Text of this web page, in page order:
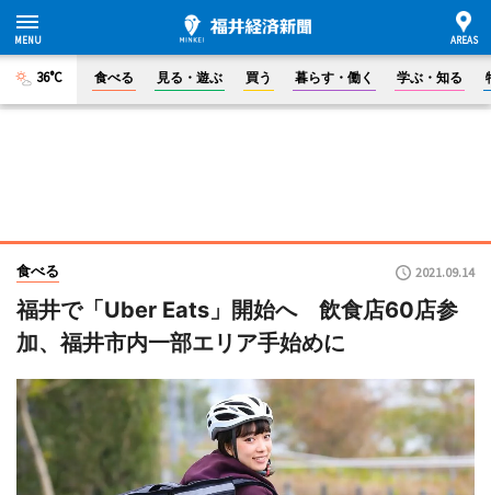
36°C 食べる 見る・遊ぶ 買う 暮らす・働く 学ぶ・知る
食べる 2021.09.14
福井で「Uber Eats」開始へ 飲食店60店参
加、福井市内一部エリア手始めに